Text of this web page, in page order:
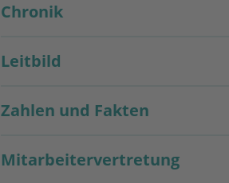
Chronik
Leitbild
Zahlen und Fakten
Mitarbeitervertretung